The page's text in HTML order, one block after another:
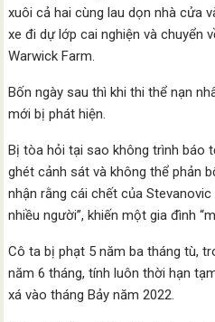
xuôi cả hai cùng lau dọn nhà cửa
xe đi dự lớp cai nghiện và chuyển
Warwick Farm.
Bốn ngày sau thì khi thi thể nạn
mới bị phát hiện.
Bị tòa hỏi tại sao không trình báo
ghét cảnh sát và không thể phản
nhận rằng cái chết của
nhiều người”, khiến một gia đình
Cô ta bị phạt 5 năm ba tháng tù,
năm 6 tháng, tính luôn thời hạn
xá vào tháng Bảy năm 2022.